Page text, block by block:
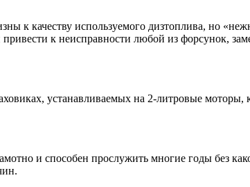
к качеству используемого дизтоплива, но
к неисправности любой из форсунок,
устанавливаемых на 2-литровые моторы,
и способен прослужить многие годы без